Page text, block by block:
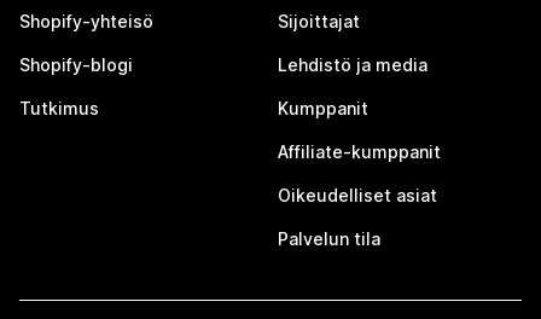
Shopify-yhteisö
Shopify-blogi
Tutkimus
Sijoittajat
Lehdistö ja media
Kumppanit
Affiliate-kumppanit
Oikeudelliset asiat
Palvelun tila